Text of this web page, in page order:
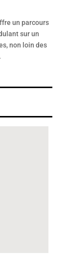
un parcours
sur un
non loin des